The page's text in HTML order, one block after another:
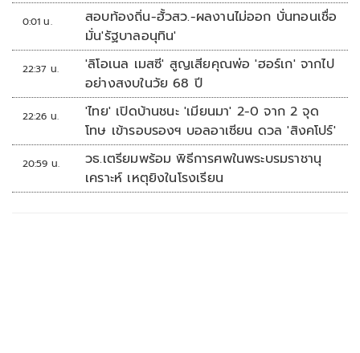
0:01 น.
สอบท้องถิ่น-ฮั้วสว.-ผลงานไม่ออก บั่นทอนเชื่อ
มั่น'รัฐบาลอนุทิน'
22:37 น.
'ลิโอเนล เมสซี' สูญเสียคุณพ่อ 'ฮอร์เก' จากไป
อย่างสงบในวัย 68 ปี
22:26 น.
'ไทย' เปิดบ้านชนะ 'เมียนมา' 2-0 จาก 2 จุด
โทษ เข้ารอบรองฯ บอลอาเซียน ดวล 'สิงคโปร์'
20:59 น.
วธ.เตรียมพร้อม พิธีการศพในพระบรมราชานุ
เคราะห์ เหตุยิงในโรงเรียน